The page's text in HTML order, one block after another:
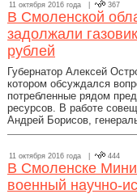
11 октября 2016 года | 367
В Смоленской
задолжали
рублей
Губернатор Алексей
котором обсуждался
потребленные рядом
ресурсов. В работе
Андрей Борисов,
11 октября 2016 года | 444
В Смоленске
военный научно-